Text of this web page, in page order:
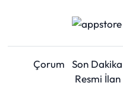
Çorum Son Dakika
Resmi İlan